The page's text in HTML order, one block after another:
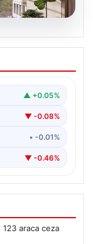
▲ +0.05%
▼ -0.08%
• -0.01%
▼ -0.46%
araca ceza